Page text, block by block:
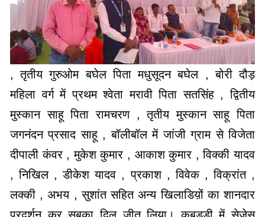
, तृतीय गुरुओम बघेल पिता मधुसूदन बघेल , बोरी दौड़
महिला वर्ग में प्रथम श्वेता मरावी पिता सतसिंह , द्वितीय
मुस्कान साहू पिता रामचरण , तृतीय मुस्कान साहू पिता
जगनंदन प्रसाद साहू , बॉलीबॉल में जांजी ग्राम से विजेता
दीपाली कंवर , मुकेश कुमार , आकाश कुमार , विक्की यादव
, निखिल , डीकेश यादव , प्रकाश , विवेक , विक्रांत ,
लक्की , अभय , सुशांत सहित अन्य खिलाडिय़ों का शानदार